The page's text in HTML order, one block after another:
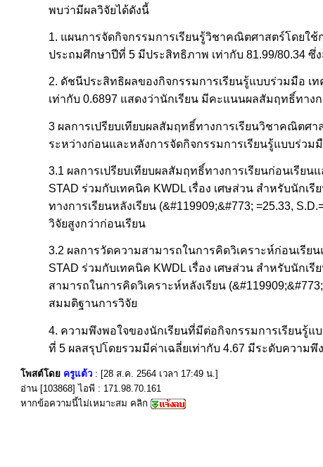
พบว่ามีผลวิจัยได้ดังนี้
1. แผนการจัดกิจกรรมการเรียนรู้วิชาคณิตศาสตร์โดยใช้
ประถมศึกษาปีที่ 5 มีประสิทธิภาพ เท่ากับ 81.99/80.34
2. ดัชนีประสิทธิผลของกิจกรรมการเรียนรู้แบบร่วมมือ เ
เท่ากับ 0.6897 แสดงว่านักเรียน มีคะแนนผลสัมฤทธิ์ทาง
3 ผลการเปรียบเทียบผลสัมฤทธิ์ทางการเรียนวิชาคณิตศ
ระหว่างก่อนและหลังการจัดกิจกรรมการเรียนรู้แบบร่วม
3.1 ผลการเปรียบเทียบผลสัมฤทธิ์ทางการเรียนก่อนเรีย
STAD ร่วมกับเทคนิค KWDL เรื่อง เศษส่วน สำหรับนัก
ทางการเรียนหลังเรียน (&#119909;&#773; =25.33,
วิจัยสูงกว่าก่อนเรียน
3.2 ผลการวัดความสามารถในการคิดวิเคราะห์ก่อนเรี
STAD ร่วมกับเทคนิค KWDL เรื่อง เศษส่วน สำหรับนัก
สามารถในการคิดวิเคราะห์หลังเรียน
สมมติฐานการวิจัย
4. ความพึงพอใจของนักเรียนที่มีต่อกิจกรรมการเรียนรู้แ
ที่ 5 ผลสรุปโดยรวมมีค่าเฉลี่ยเท่ากับ 4.67 มีระดับความ
โพสต์โดย ครูแต้ว : [28 ส.ค. 2564 เวลา 17:49 น.]
อ่าน [103868] ไอพี : 171.98.70.161
หากข้อความนี้ไม่เหมาะสม คลิก